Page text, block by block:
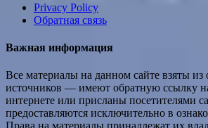
Privacy Policy
Обратная связь
Важная информация
Все материалы на данном сайте взяты
источников — имеют обратную ссылку
интернете или присланы посетителями
предоставляются исключительно в